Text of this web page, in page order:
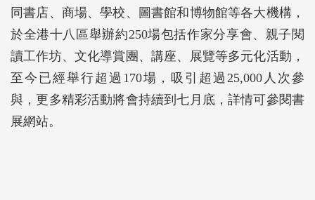
同書店、商場、學校、圖書館和博物館等各大機構，
於全港十八區舉辦約250場包括作家分享會、親子閱
讀工作坊、文化導賞團、講座、展覽等多元化活動，
至今已經舉行超過170場，吸引超過25,000人次參
與，更多精彩活動將會持續到七月底，詳情可參閱書
展網站。